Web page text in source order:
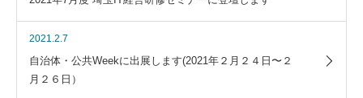
2021.2.7
自治体・公共Weekに出展します(2021年２月２４日〜２
月２６日）